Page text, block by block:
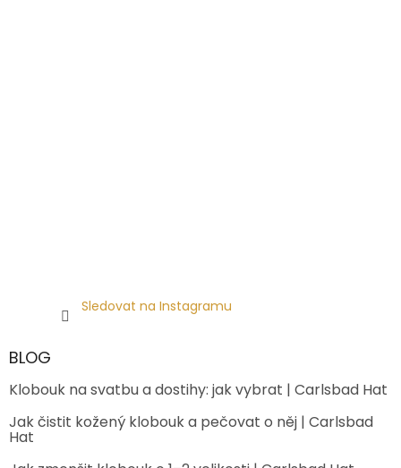
Sledovat na Instagramu
BLOG
Klobouk na svatbu a dostihy: jak vybrat | Carlsbad Hat
Jak čistit kožený klobouk a pečovat o něj | Carlsbad
Hat